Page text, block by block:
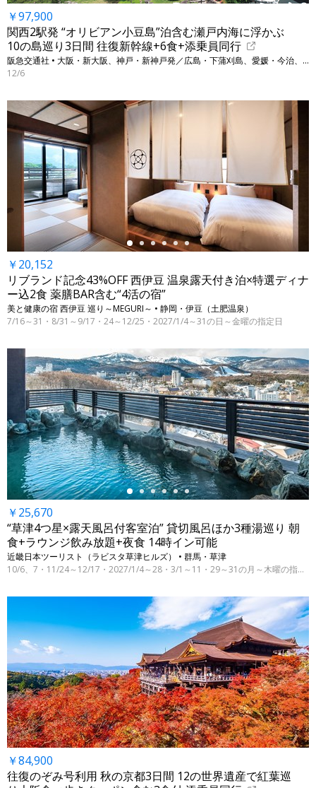
￥97,900
関西2駅発 “オリビアン小豆島”泊含む瀬戸内海に浮かぶ
10の島巡り3日間 往復新幹線+6食+添乗員同行
阪急交通社 • 大阪・新大阪、神戸・新神戸発／広島・下蒲刈島、愛媛・今治、香川・小豆島他
12/6
←
￥20,152
リブランド記念43%OFF 西伊豆 温泉露天付き泊×特選ディナ
ー込2食 薬膳BAR含む“4活の宿”
美と健康の宿 西伊豆 巡り～MEGURI～ • 静岡・伊豆（土肥温泉）
7/16～31・8/31～9/17・24～12/25・2027/1/4～31の日～金曜の指定日
←
￥25,670
“草津4つ星×露天風呂付客室泊” 貸切風呂ほか3種湯巡り 朝
食+ラウンジ飲み放題+夜食 14時イン可能
近畿日本ツーリスト（ラビスタ草津ヒルズ） • 群馬・草津
10/6、7・11/24～12/17・2027/1/4～28・3/1～11・29～31の月～木曜の指定日
￥84,900
往復のぞみ号利用 秋の京都3日間 12の世界遺産で紅葉巡